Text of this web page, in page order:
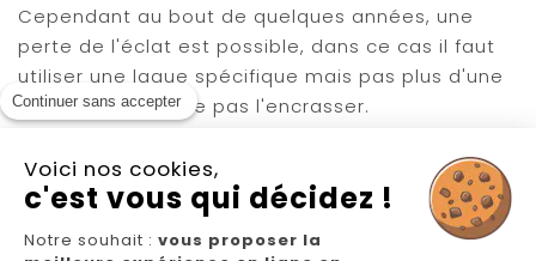
Cependant au bout de quelques années, une
perte de l'éclat est possible, dans ce cas il faut
utiliser une laque spécifique mais pas plus d'une
fois par an pour ne pas l'encrasser.
Continuer sans accepter
Voici nos cookies,
c'est vous qui décidez !
Notre souhait : vous proposer la